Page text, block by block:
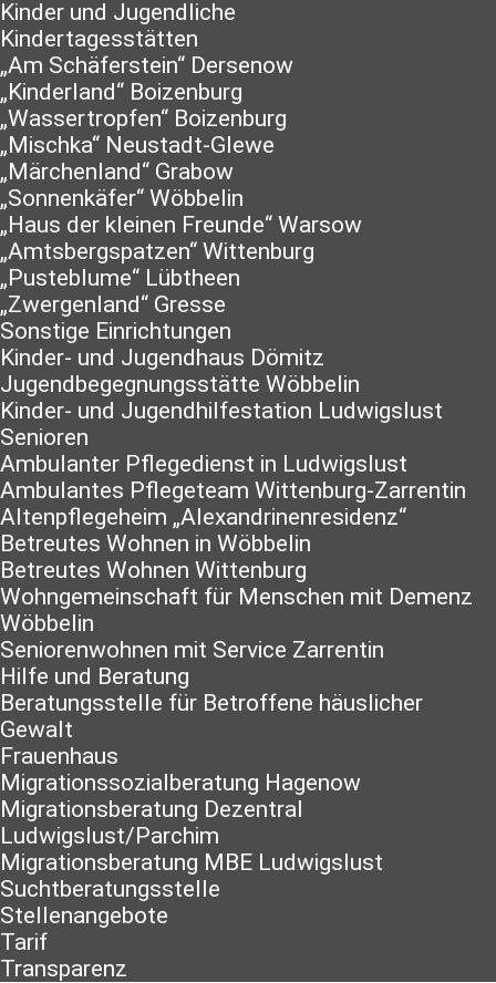
Kinder und Jugendliche
Kindertagesstätten
„Am Schäferstein“ Dersenow
„Kinderland“ Boizenburg
„Wassertropfen“ Boizenburg
„Mischka“ Neustadt-Glewe
„Märchenland“ Grabow
„Sonnenkäfer“ Wöbbelin
„Haus der kleinen Freunde“ Warsow
„Amtsbergspatzen“ Wittenburg
„Pusteblume“ Lübtheen
„Zwergenland“ Gresse
Sonstige Einrichtungen
Kinder- und Jugendhaus Dömitz
Jugendbegegnungsstätte Wöbbelin
Kinder- und Jugendhilfestation Ludwigslust
Senioren
Ambulanter Pflegedienst in Ludwigslust
Ambulantes Pflegeteam Wittenburg-Zarrentin
Altenpflegeheim „Alexandrinenresidenz“
Betreutes Wohnen in Wöbbelin
Betreutes Wohnen Wittenburg
Wohngemeinschaft für Menschen mit Demenz
Wöbbelin
Seniorenwohnen mit Service Zarrentin
Hilfe und Beratung
Beratungsstelle für Betroffene häuslicher
Gewalt
Frauenhaus
Migrationssozialberatung Hagenow
Migrationsberatung Dezentral
Ludwigslust/Parchim
Migrationsberatung MBE Ludwigslust
Suchtberatungsstelle
Stellenangebote
Tarif
Transparenz